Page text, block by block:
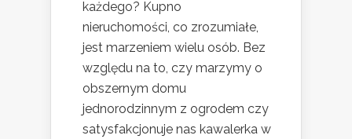
każdego? Kupno
nieruchomości, co zrozumiałe,
jest marzeniem wielu osób. Bez
względu na to, czy marzymy o
obszernym domu
jednorodzinnym z ogrodem czy
satysfakcjonuje nas kawalerka w